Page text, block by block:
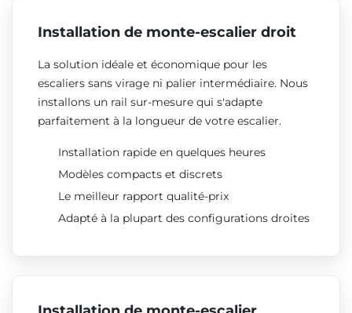
Installation de monte-escalier droit
La solution idéale et économique pour les
escaliers sans virage ni palier intermédiaire. Nous
installons un rail sur-mesure qui s'adapte
parfaitement à la longueur de votre escalier.
Installation rapide en quelques heures
Modèles compacts et discrets
Le meilleur rapport qualité-prix
Adapté à la plupart des configurations droites